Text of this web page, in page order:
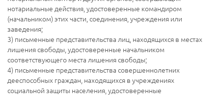
нотариальные действия, удостоверенные командиром
(начальником) этих части, соединения, учреждения или
заведения;
3) письменные представительства лиц, находящихся в местах
лишения свободы, удостоверенные начальником
соответствующего места лишения свободы;
4) письменные представительства совершеннолетних
дееспособных граждан, находящихся в учреждениях
социальной защиты населения, удостоверенные